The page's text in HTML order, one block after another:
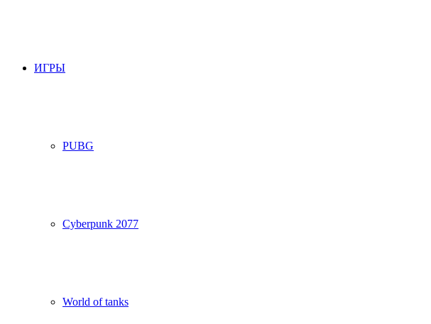
ИГРЫ
PUBG
Cyberpunk 2077
World of tanks